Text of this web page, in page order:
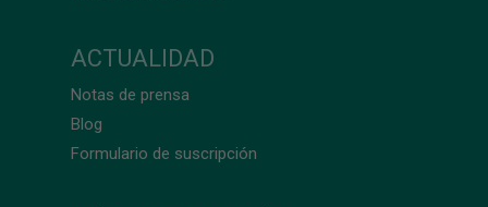
ACTUALIDAD
Notas de prensa
Blog
Formulario de suscripción